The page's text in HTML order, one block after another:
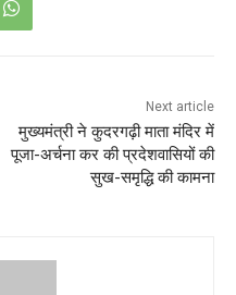
Next article
मुख्यमंत्री ने कुदरगढ़ी माता मंदिर में
पूजा-अर्चना कर की प्रदेशवासियों की
सुख-समृद्धि की कामना